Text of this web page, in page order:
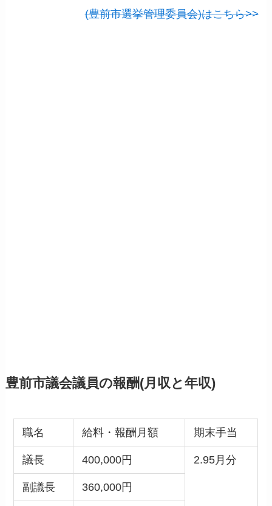
(豊前市選挙管理委員会)はこちら>>
豊前市議会議員の報酬(月収と年収)
職名 給料・報酬月額 期末手当
議長 400,000円 2.95月分
副議長 360,000円